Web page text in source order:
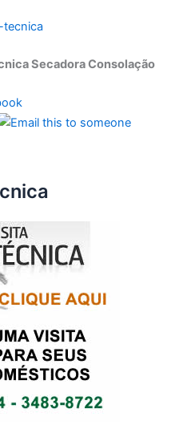
Secadora Consolação